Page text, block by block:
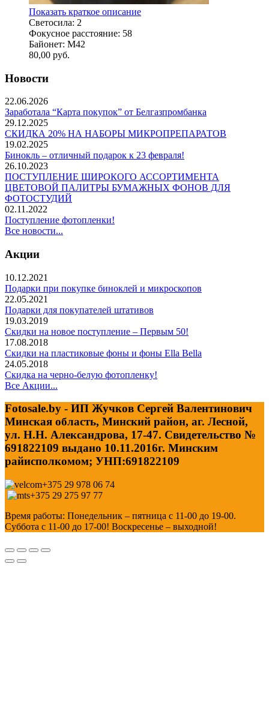
Показать краткое описание
Светосила: 2
Фокусное расстояние: 58
Байонет: M42
80,00 руб.
Новости
22.06.2026
Заработала “Карта покупок” от Белгазпромбанка
29.12.2025
СКИДКА 20% НА НАБОРЫ МИКРОПРЕПАРАТОВ
19.02.2025
Бинокль – отличный подарок к 23 февраля!
26.10.2023
ПОСТУПЛЕНИЕ ШИРОКОГО АССОРТИМЕНТА
ЦВЕТОВОЙ ПАЛИТРЫ БУМАЖНЫХ ФОНОВ ДЛЯ
ФОТОСТУДИЙ
02.11.2022
Поступление фотопленки!
Все новости...
Акции
10.12.2021
Подарки при покупке биноклей и микроскопов
22.05.2021
Подарки для покупателей штативов
19.03.2019
Скидки на новое поступление – Первым 50!
17.08.2018
Скидки на пластиковые фоны и фоны Ella Bella
24.05.2018
Скидка на черно-белую фотопленку!
Все Акции...
Fotosale.by - ИП Жучков Сергей Валентинович
Минская область, Минский район, аг. Лесной,
ул. Н.Н. Александрова, 17-47. Свидетельство №
691822109 выдано 10.11.2016г. Минским
райисполкомом; УНП:691822109
+375 29 978 06 74
+375 29 275 97 77
Время работы: Понедельник – пятница с 11-00 до 19-00.
Суббота с 11-00 до 17-00! Воскресенье – выходной!